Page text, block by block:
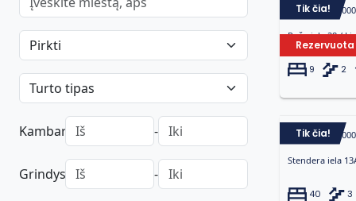
Kambariai -
Grindys -
Tik čia!
Namas | 560
Rožu iela 28 /
9 2
Tik čia!
Namas | 709
Stendera iela
40 3